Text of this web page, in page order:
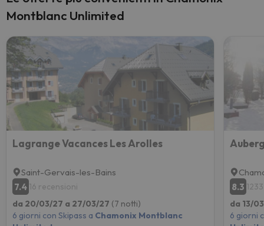
Montblanc Unlimited
Lagrange Vacances Les Arolles
Saint-Gervais-les-Bains
7.4 16 recensioni
da 20/03/27 a 27/03/27 (7 notti)
6 giorni con Skipass a Chamonix Montblanc
8.3
da 13/
6 giorni